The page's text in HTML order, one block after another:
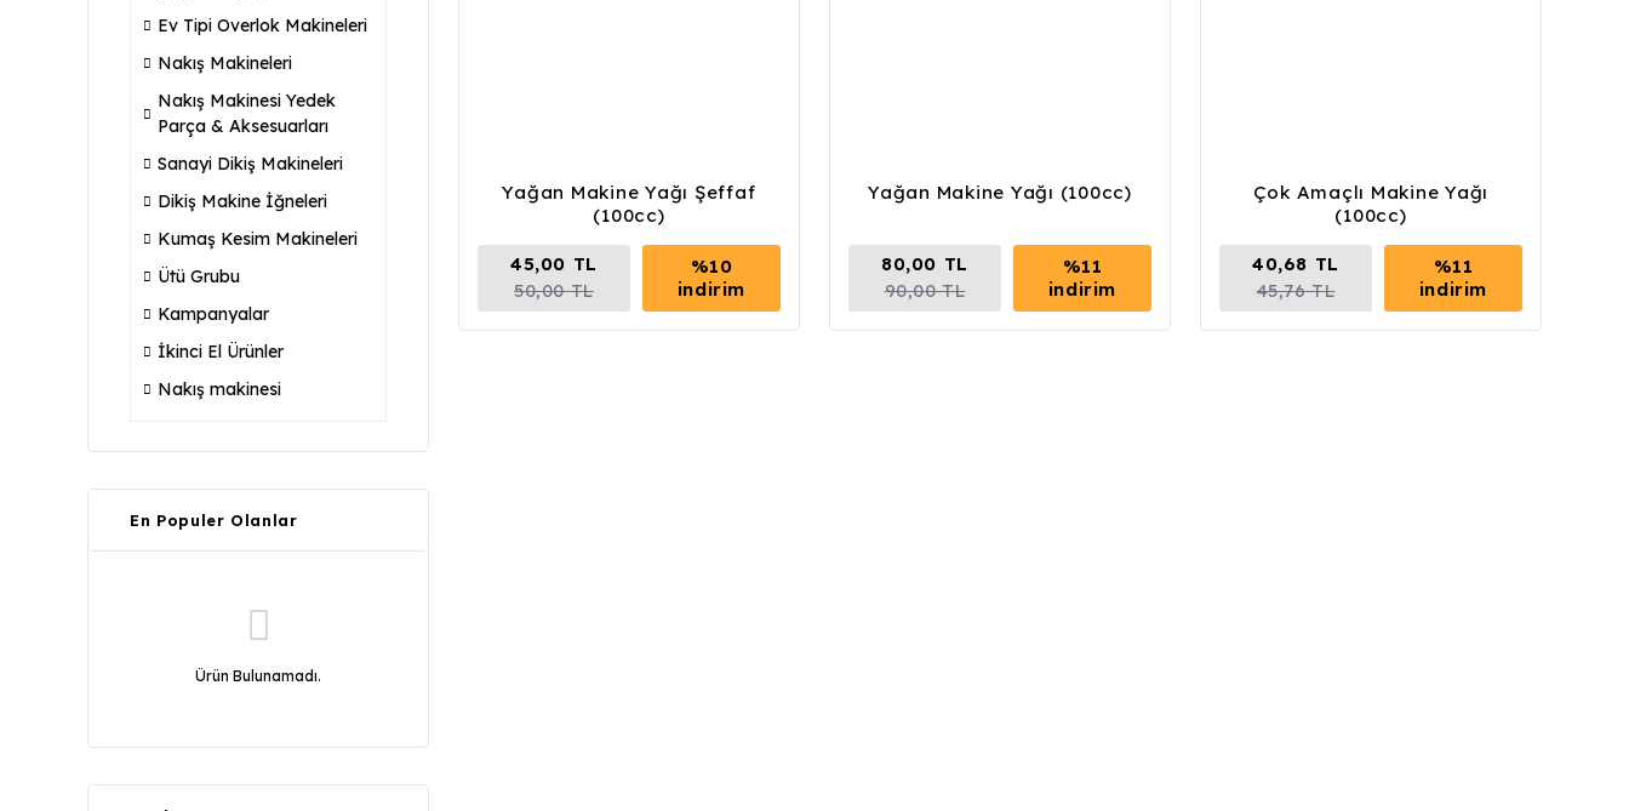
Ev Tipi Overlok Makineleri
Nakış Makineleri
Nakış Makinesi Yedek
Parça & Aksesuarları
Sanayi Dikiş Makineleri
Dikiş Makine İğneleri
Kumaş Kesim Makineleri
Ütü Grubu
Kampanyalar
İkinci El Ürünler
Nakış makinesi
En Populer Olanlar
Ürün Bulunamadı.
Yağan Makine Yağı Şeffaf
(100cc)
45,00 TL
50,00 TL
%10
indirim
Yağan Makine Yağı (100cc)
80,00 TL
90,00 TL
%11
indirim
Çok Amaçlı Makine Yağı
(100cc)
40,68 TL
45,76 TL
%11
indirim